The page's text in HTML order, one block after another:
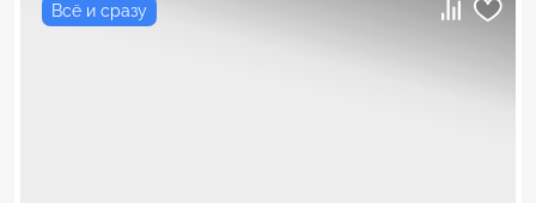
Всё и сразу